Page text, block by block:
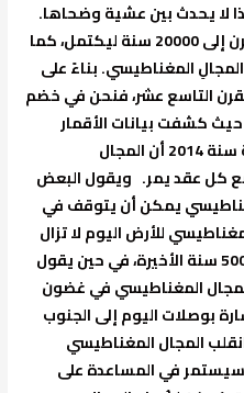
لا يحدث بين عشية وضحاها.
وإنما يحتاج الى مدةٍ تتراوح بين قرن إلى 20000 سنة ليكتمل، كما
المغناطيسي. بناءً على
التاسع عشر، فنحن في خضم
كشفت بيانات الأقمار
الصناعية لوكالة الفضاء الأوروبية سنة 2014 أن المجال
5٪ من قوته مع كل عقد يمر. ويقول البعض
يمكن أن يتوقف في
للأرض اليوم لا تزال
أقوى مما كانت عليه خلال ال 50000 سنة الأخيرة، في حين يقول
المغناطيسي في غضون
إشارة بوصلات اليوم إلى الجنوب
المجال المغناطيسي
في المساعدة على